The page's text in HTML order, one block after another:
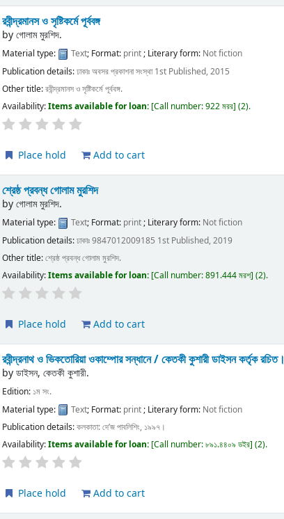
রবীন্দ্রমানস ও সৃষ্টিকর্মে পূর্ববঙ্গ
byগোলাম মুরশিদ.
Material type: Text; Format: print; Literary form: Not fiction
Publication details:ঢাকাঃঅবসর প্রকাশনা সংস্থা 1st Published, 2015
Other title:রবীন্দ্রমানস ও সৃষ্টিকর্মে পূর্ববঙ্গ.
Availability:Items available for loan: Call number:922 মরর (2).
Place hold Add to cart
শ্রেষ্ঠ প্রবন্ধ গোলাম মুরশিদ
byগোলাম মুরশিদ.
Material type: Text; Format: print; Literary form: Not fiction
Publication details:ঢাকাঃ9847012009185 1st Published, 2019
Other title:শ্রেষ্ঠ প্রবন্ধ গোলাম মুরশিদ.
Availability:Items available for loan: Call number:891.444 মরশ (2).
Place hold Add to cart
রবীন্দ্রনাথ ও ভিকতোরিয়া ওকাম্পোর সন্ধানে /কেতকী কুশারী ডাইসন কর্তৃক রচিত।
byডাইসন, কেতকী কুশারী.
Edition: ১ম সং.
Material type:
Text; Format: print; Literary form: Not fiction
Publication details:কলকাতা:দে’জ পাবলিশিং, ১৯৯৭।
Availability:Items available for loan: Call number:৮৯১.৪৪০৯ ডইর (2).
Place hold Add to cart